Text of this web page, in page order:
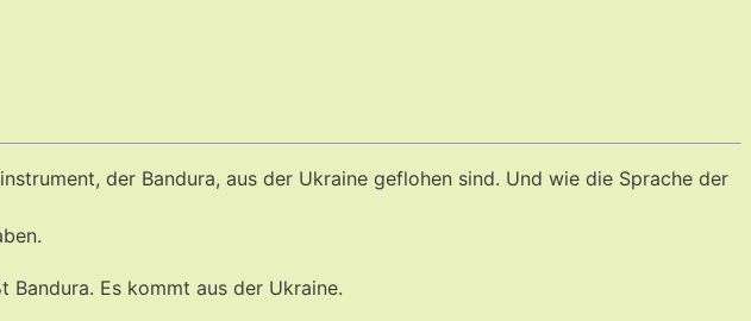
der Bandura, aus der Ukraine geflohen sind. Und wie die Sprache der
Bandura. Es kommt aus der Ukraine.